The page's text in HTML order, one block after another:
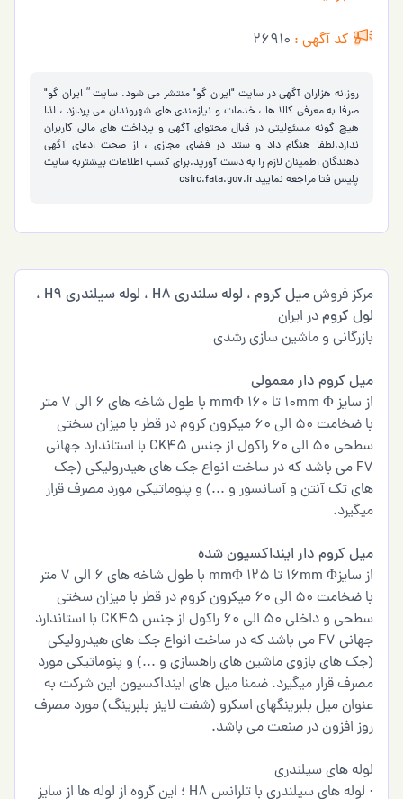
مرکز فروشمیل کروم ، لوله سلندری H8 ، لوله سیلندری H9
،
لول کرومدر ایران
بازرگانی و ماشین سازی رشدی
میل کروم دار معمولی
از سایز 10mm Φ تا 160 mmΦ با طول شاخه های 6 الی 7 متر
با ضخامت 50 الی 60 میکرون کروم در قطر با میزان سختی
سطحی 50 الی 60 راکول از جنس CK45 با استاندارد جهانی
F7 می باشد که در ساخت انواع جک های هیدرولیکی (جک
های تک آنتن و آسانسور و ...) و پنوماتیکی مورد مصرف قرار
میگیرد.
میل کروم دار اینداکسیون شده
از سایز16mm Φ تا 125 mmΦ با طول شاخه های 6 الی 7 متر
با ضخامت 50 الی 60 میکرون کروم در قطر با میزان سختی
سطحی و داخلی 50 الی 60 راکول از جنس CK45 با استاندارد
جهانی F7 می باشد که در ساخت انواع جک های هیدرولیکی
(جک های بازوی ماشین های راهسازی و ...) و پنوماتیکی مورد
مصرف قرار میگیرد. ضمنا میل های اینداکسیون این شرکت به
عنوان میل بلبرینگهای اسکرو (شفت لاینر بلبرینگ) مورد مصرف
روز افزون در صنعت می باشد.
لوله های سیلندری
· لوله های سیلندری با تلرانس H8 ؛ این گروه از لوله ها از سایز
کد آگهی : 26910
روزانه هزاران آگهی در سایت "ایران گو" منتشر می شود. سایت ” ایران گو"
صرفا به معرفی کالا ها ، خدمات و نیازمندی های شهروندان می پردازد ، لذا
هیچ گونه مسئولیتی در قبال محتوای آگهی و پرداخت های مالی کاربران
ندارد.لطفا هنگام داد و ستد در فضای مجازی ، از صحت ادعای آگهی
دهندگان اطمینان لازم را به دست آورید.برای کسب اطلاعات بیشتربه سایت
پلیس فتا مراجعه نماییدcsirc.fata.gov.ir